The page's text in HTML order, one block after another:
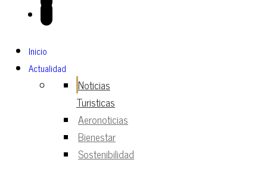
Inicio
Actualidad
Noticias
Turisticas
Aeronoticias
Bienestar
Sostenibilidad